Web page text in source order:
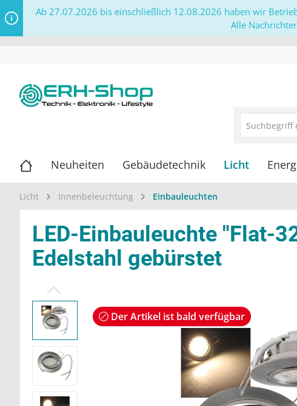
Ab 27.07.2026 bis einschließlich 12.08.2026 haben wir
Alle
Neuheiten Gebäudetechnik Licht
Licht Innenbeleuchtung Einbauleuchten
LED-Einbauleuchte "Flat-
Edelstahl gebürstet
Der Artikel ist bald verfügbar